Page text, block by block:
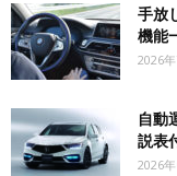
手放
機能
2026
自動
説表
2026